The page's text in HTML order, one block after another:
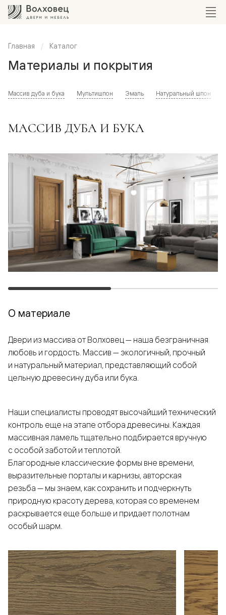
Главная Каталог
Материалы и покрытия
Массив дуба и бука Мультишпон Эмаль Натуральный шпон
МАССИВ ДУБА И БУКА
О материале
Двери из массива от Волховец — наша безграничная
любовь и гордость. Массив — экологичный, прочный
и натуральный материал, представляющий собой
цельную древесину дуба или бука.
Наши специалисты проводят высочайший технический
контроль еще на этапе отбора древесины. Каждая
массивная ламель тщательно подбирается вручную
с особой заботой и теплотой.
Благородные классические формы вне времени,
выразительные порталы и карнизы, авторская
резьба — мы знаем, как сохранить и подчеркнуть
природную красоту дерева, которая со временем
раскрывается еще больше и придает полотнам
особый шарм.